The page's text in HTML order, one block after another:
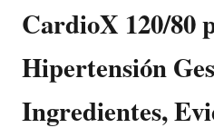
CardioX 120/80
Hipertensión
Ingredientes,